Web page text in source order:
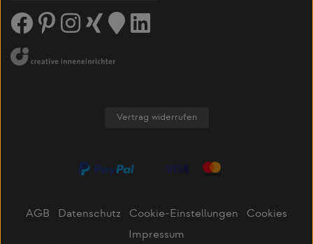
Vertrag widerrufen
AGB Datenschutz Cookie-Einstellungen
Cookies
Impressum